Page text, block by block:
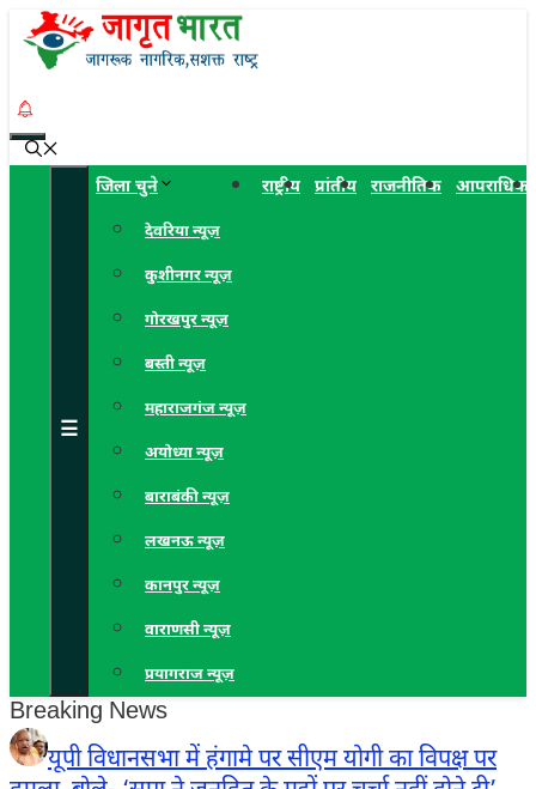
Skip
to
Menu
☰
जिला चुने
देवरिया न्यूज़
कुशीनगर न्यूज़
गोरखपुर न्यूज़
बस्ती न्यूज़
महाराजगंज न्यूज़
अयोध्या न्यूज़
बाराबंकी न्यूज़
लखनऊ न्यूज़
कानपुर न्यूज़
वाराणसी न्यूज़
प्रयागराज न्यूज़
राष्ट्रीय प्रांतीय राजनीतिक आपराधिक
Breaking News
यूपी विधानसभा में हंगामे पर सीएम योगी का विपक्ष पर